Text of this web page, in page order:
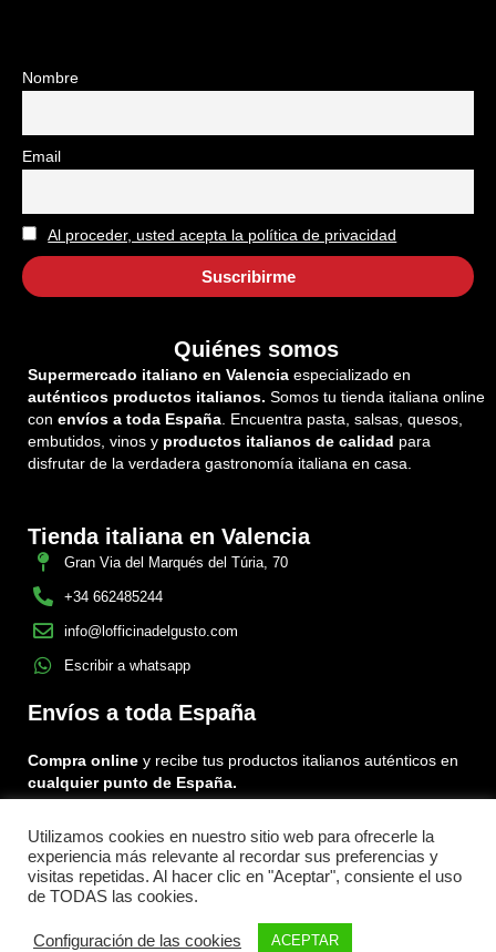
Nombre
Email
Al proceder, usted acepta la política de privacidad
Quiénes somos
Supermercado italiano en Valencia especializado en
auténticos productos italianos. Somos tu tienda italiana online
con envíos a toda España. Encuentra pasta, salsas, quesos,
embutidos, vinos y productos italianos de calidad para
disfrutar de la verdadera gastronomía italiana en casa.
Tienda italiana en Valencia
Gran Via del Marqués del Túria, 70
+34 662485244
info@lofficinadelgusto.com
Escribir a whatsapp
Envíos a toda España
Compra online y recibe tus productos italianos auténticos en
cualquier punto de España.
Encuéntranos en:
FacebookInstagram
Tiktok
Menu
Utilizamos cookies en nuestro sitio web para ofrecerle la
experiencia más relevante al recordar sus preferencias y
visitas repetidas. Al hacer clic en "Aceptar", consiente el uso
de TODAS las cookies.
Configuración de las cookies ACEPTAR